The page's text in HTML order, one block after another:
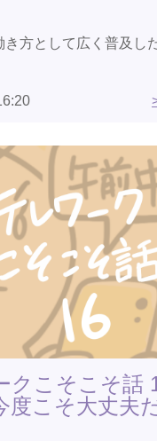
き方として広く普及し
クこそこそ話
度こそ大丈夫